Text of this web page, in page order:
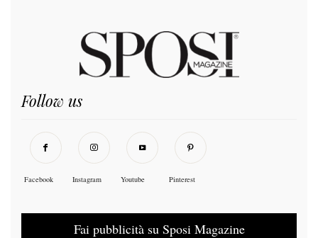
Follow us
Facebook Instagram Youtube Pinterest
Fai pubblicità su Sposi Magazine